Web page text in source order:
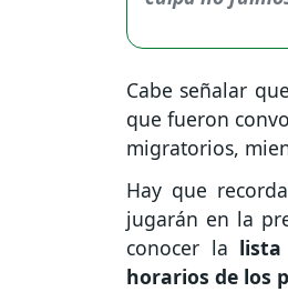
Cabe señalar
que fueron
migratorios,
Hay que
jugarán en la
conocer la
horarios de los